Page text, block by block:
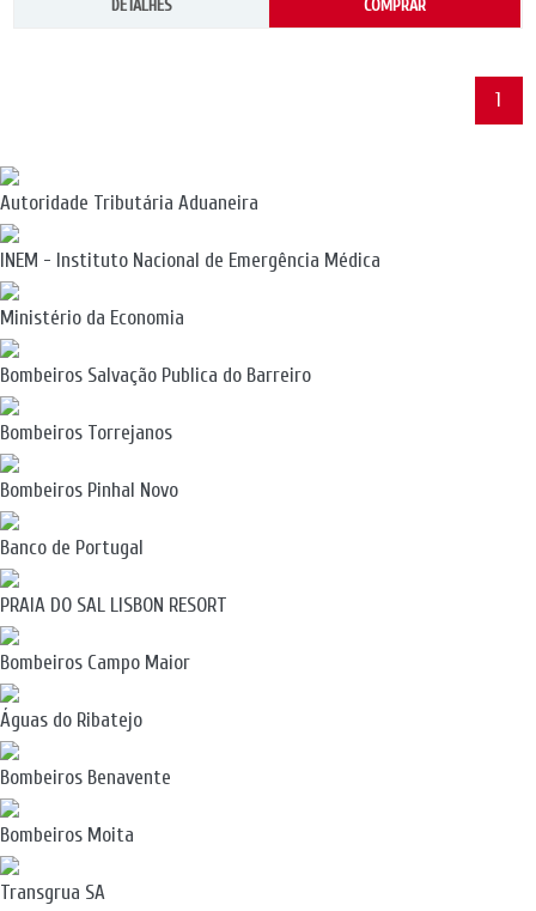
DETALHES COMPRAR
1
Autoridade Tributária Aduaneira
INEM - Instituto Nacional de Emergência Médica
Ministério da Economia
Bombeiros Salvação Publica do Barreiro
Bombeiros Torrejanos
Bombeiros Pinhal Novo
Banco de Portugal
PRAIA DO SAL LISBON RESORT
Bombeiros Campo Maior
Águas do Ribatejo
Bombeiros Benavente
Bombeiros Moita
Transgrua SA